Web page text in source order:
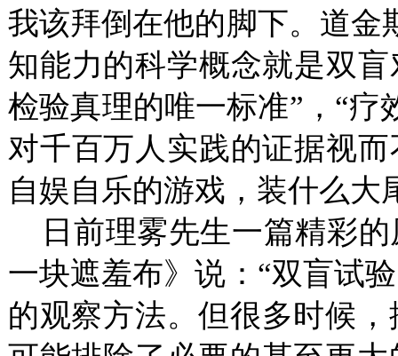
我该拜倒在他的脚下。道金
知能力的科学概念就是双
检验真理的唯一标准”，“疗
对千百万人实践的证据视
自娱自乐的游戏，装什么大
日前理雾先生一篇精彩的
一块遮羞布》说：“双盲试
的观察方法。但很多时候